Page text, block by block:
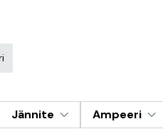
Jännite Ampeeri